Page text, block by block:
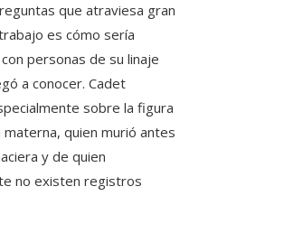
que atraviesa gran
es cómo sería
personas de su linaje
a conocer. Cadet
sobre la figura
materna, quien murió antes
y de quien
no existen registros